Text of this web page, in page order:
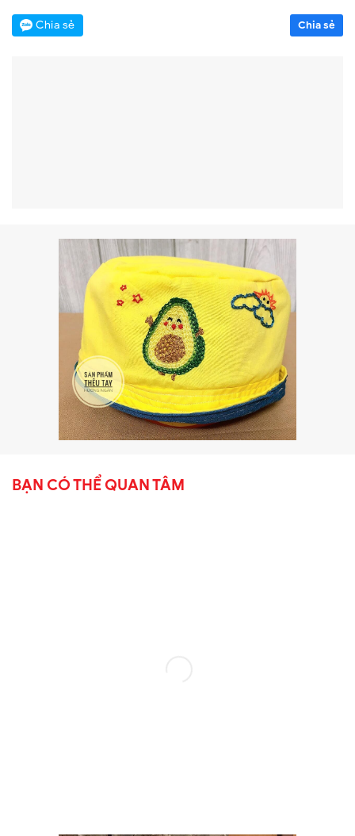
Chia sẻ Chia sẻ
BẠN CÓ THỂ QUAN TÂM